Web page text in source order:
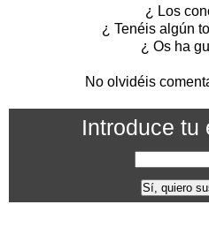
¿ Los
¿ Tenéis algún
¿ Os ha
No olvidéis
Introduce tu